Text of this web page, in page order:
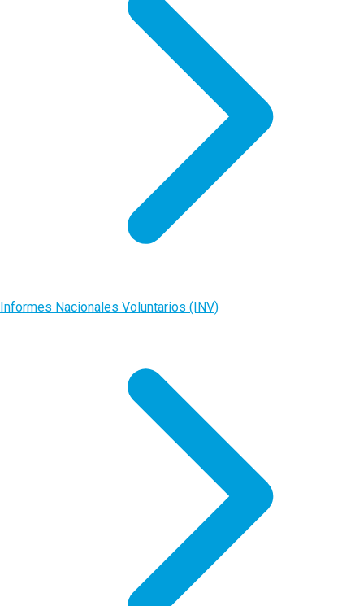
Informes Nacionales Voluntarios (INV)